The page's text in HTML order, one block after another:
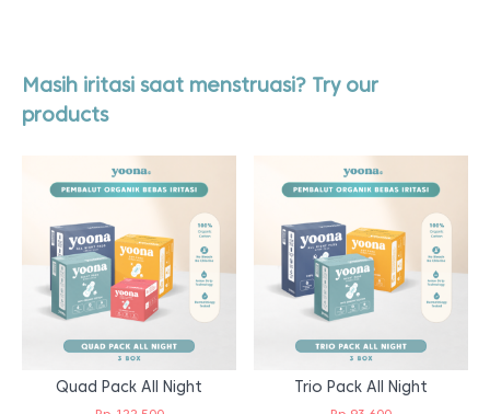
Masih iritasi saat menstruasi? Try our
products
Quad Pack All Night Trio Pack All Night